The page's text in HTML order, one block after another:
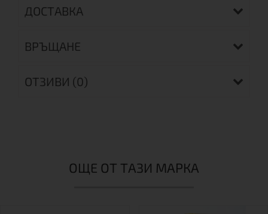
ДОСТАВКА
ВРЪЩАНЕ
ОТЗИВИ (0)
ОЩЕ ОТ ТАЗИ МАРКА